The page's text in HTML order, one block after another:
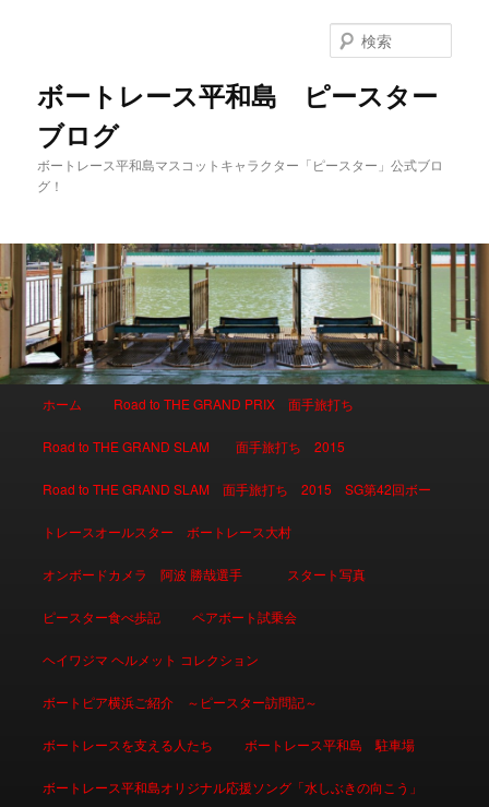
ボートレース平和島 ピースター
ブログ
ボートレース平和島マスコットキャラクター「ピースター」公式ブロ
グ！
索
メインコンテンツへ移動
サブコンテンツへ移動
ホーム Road to THE GRAND PRIX 面手旅打ち
Road to THE GRAND SLAM 面手旅打ち 2015
Road to THE GRAND SLAM 面手旅打ち 2015 SG第42回ボー
トレースオールスター ボートレース大村
オンボードカメラ 阿波 勝哉選手 スタート写真
ピースター食べ歩記 ペアボート試乗会
ヘイワジマ ヘルメット コレクション
ボートピア横浜ご紹介 ～ピースター訪問記～
ボートレースを支える人たち ボートレース平和島 駐車場
ボートレース平和島オリジナル応援ソング「水しぶきの向こう」